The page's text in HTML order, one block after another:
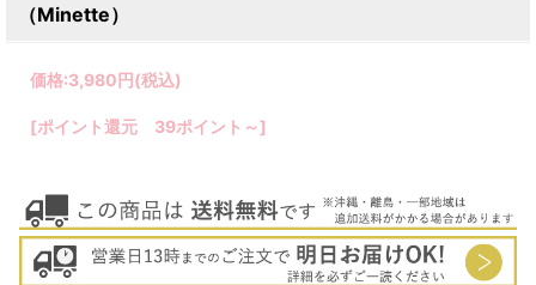
（Minette）
価格:3,980円(税込)
[ポイント還元 39ポイント～]